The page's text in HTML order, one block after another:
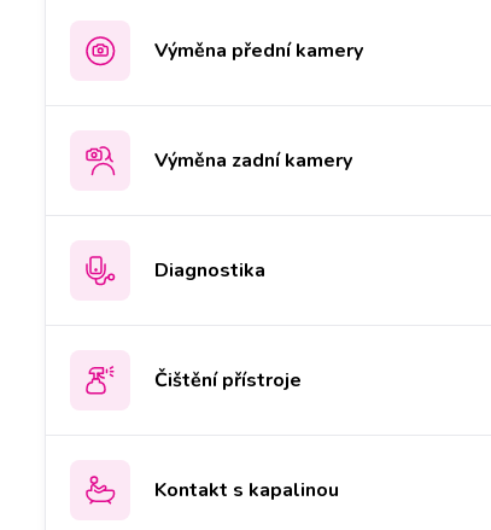
Výměna přední kamery
Výměna zadní kamery
Diagnostika
Čištění přístroje
Kontakt s kapalinou